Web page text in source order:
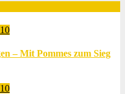
– Mit Pommes zum Sieg